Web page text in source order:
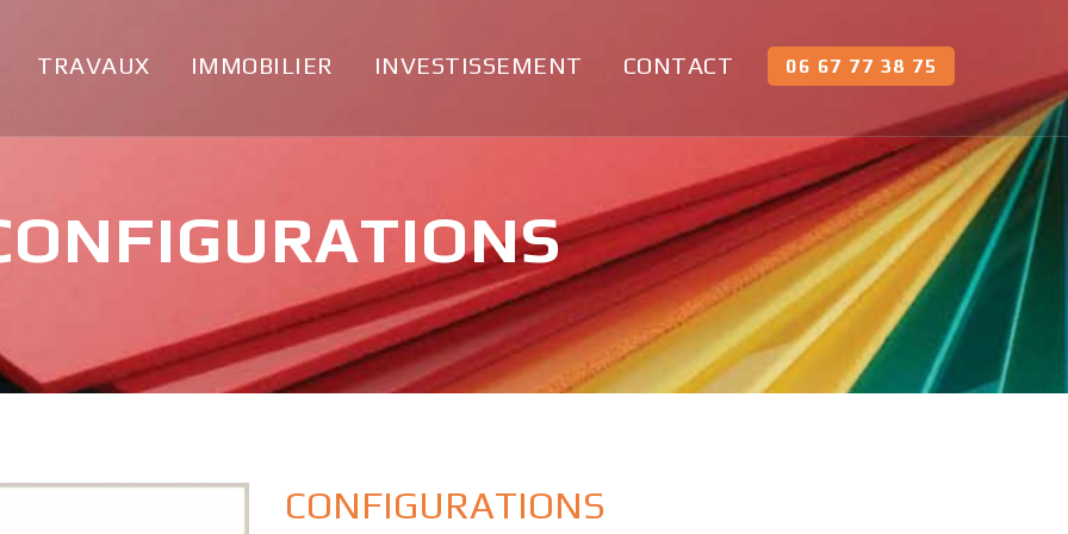
TRAVAUX IMMOBILIER INVESTISSEMENT CONTACT 06 67 77 38 75
CONFIGURATIONS